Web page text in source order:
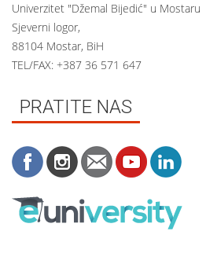
Univerzitet "Džemal Bijedić" u Mostaru
Sjeverni logor,
88104 Mostar, BiH
TEL/FAX: +387 36 571 647
PRATITE NAS